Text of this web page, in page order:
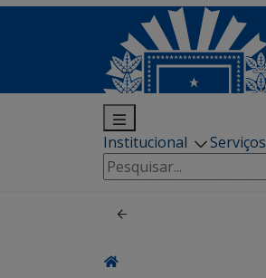
Institucional Serviços
Pesquisar
por: